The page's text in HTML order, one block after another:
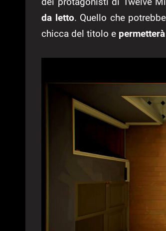
da letto. Quello che
chicca del titolo e